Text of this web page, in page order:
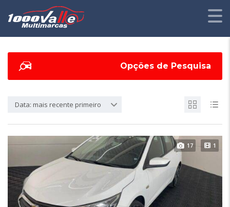
Opções de Pesquisa
Data: mais recente primeiro
17 1